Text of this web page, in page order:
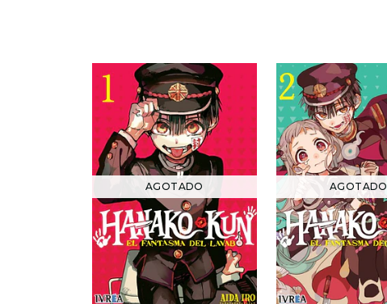
AGOTADO AGOTADO